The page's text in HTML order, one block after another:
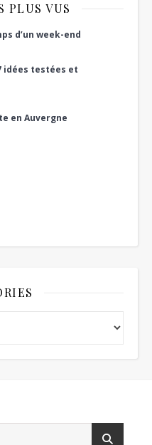
PLUS VUS
d’un week-end
idées testées et
en Auvergne